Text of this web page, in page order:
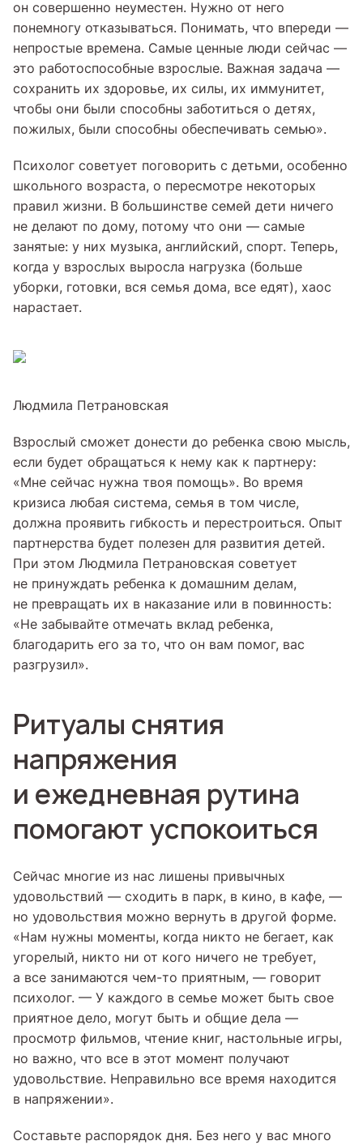
он совершенно неуместен. Нужно от него
понемногу отказываться. Понимать, что впереди —
непростые времена. Самые ценные люди сейчас —
это работоспособные взрослые. Важная задача —
сохранить их здоровье, их силы, их иммунитет,
чтобы они были способны заботиться о детях,
пожилых, были способны обеспечивать семью».
Психолог советует поговорить с детьми, особенно
школьного возраста, о пересмотре некоторых
правил жизни. В большинстве семей дети ничего
не делают по дому, потому что они — самые
занятые: у них музыка, английский, спорт. Теперь,
когда у взрослых выросла нагрузка (больше
уборки, готовки, вся семья дома, все едят), хаос
нарастает.
Людмила Петрановская
Взрослый сможет донести до ребенка свою мысль,
если будет обращаться к нему как к партнеру:
«Мне сейчас нужна твоя помощь». Во время
кризиса любая система, семья в том числе,
должна проявить гибкость и перестроиться. Опыт
партнерства будет полезен для развития детей.
При этом Людмила Петрановская советует
не принуждать ребенка к домашним делам,
не превращать их в наказание или в повинность:
«Не забывайте отмечать вклад ребенка,
благодарить его за то, что он вам помог, вас
разгрузил».
Ритуалы снятия
напряжения
и ежедневная рутина
помогают успокоиться
Сейчас многие из нас лишены привычных
удовольствий — сходить в парк, в кино, в кафе, —
но удовольствия можно вернуть в другой форме.
«Нам нужны моменты, когда никто не бегает, как
угорелый, никто ни от кого ничего не требует,
а все занимаются чем-то приятным, — говорит
психолог. — У каждого в семье может быть свое
приятное дело, могут быть и общие дела —
просмотр фильмов, чтение книг, настольные игры,
но важно, что все в этот момент получают
удовольствие. Неправильно все время находится
в напряжении».
Составьте распорядок дня. Без него у вас много